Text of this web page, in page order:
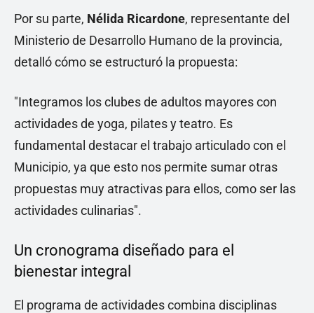
Por su parte, Nélida Ricardone, representante del
Ministerio de Desarrollo Humano de la provincia,
detalló cómo se estructuró la propuesta:
"Integramos los clubes de adultos mayores con
actividades de yoga, pilates y teatro. Es
fundamental destacar el trabajo articulado con el
Municipio, ya que esto nos permite sumar otras
propuestas muy atractivas para ellos, como ser las
actividades culinarias".
Un cronograma diseñado para el
bienestar integral
El programa de actividades combina disciplinas